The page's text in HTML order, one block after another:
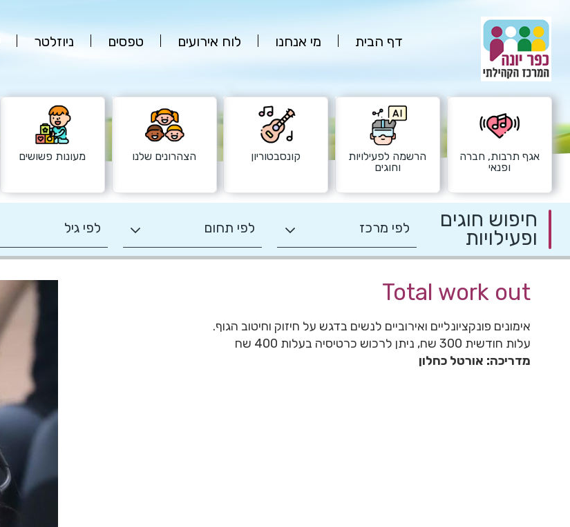
דף הבית מי אנחנו לוח אירועים טפסים ניוזלטר
אגף תרבות, חברה
ופנאי
הרשמה לפעילויות
וחוגים
קונסבטוריון הצהרונים שלנו מעונות פשושים
חיפוש חוגים
ופעילויות
Total work out
אימונים פונקציונליים ואירוביים לנשים בדגש על חיזוק וחיטוב הגוף.
עלות חודשית 300 שח, ניתן לרכוש כרטיסיה בעלות 400 שח
מדריכה: אורטל כחלון